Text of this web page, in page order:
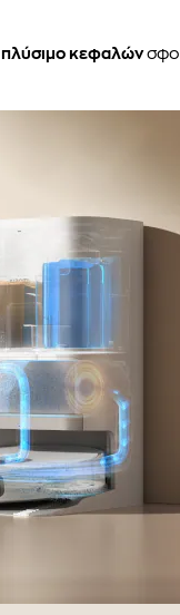
πλύσιμο κεφαλών